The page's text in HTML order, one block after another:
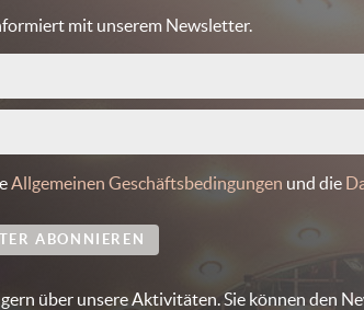
mit unserem Newsletter.
Allgemeinen Geschäftsbedingungen und die
ABONNIEREN
über unsere Aktivitäten. Sie können den